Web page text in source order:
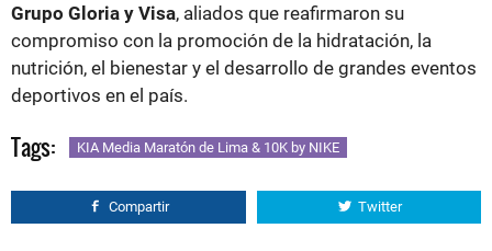
Grupo Gloria y Visa, aliados que reafirmaron su
compromiso con la promoción de la hidratación, la
nutrición, el bienestar y el desarrollo de grandes eventos
deportivos en el país.
Tags: KIA Media Maratón de Lima & 10K by NIKE
Compartir Twitter